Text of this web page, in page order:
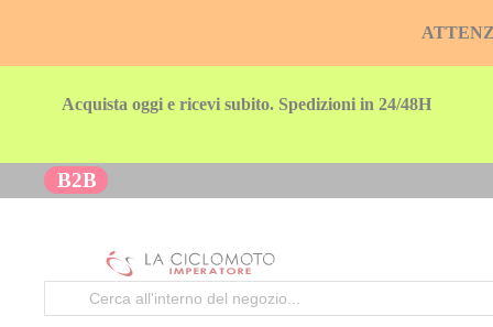
Acquista oggi e ricevi subito. Spedizioni in 24/48H
B2B